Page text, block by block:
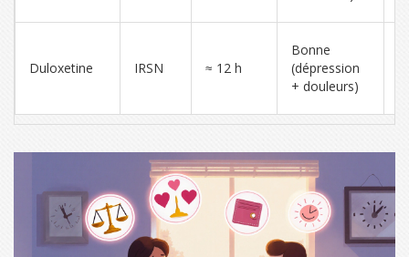
Duloxetine IRSN ≈ 12 h
Bonne
(dépression
+ douleurs)